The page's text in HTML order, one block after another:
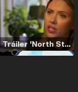
Tráiler 'North Star' (2023)